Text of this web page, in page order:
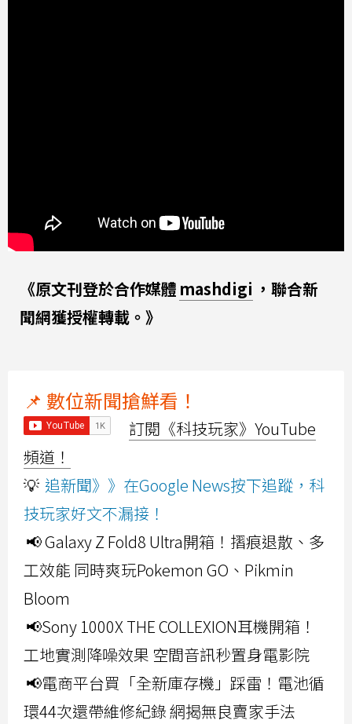
《原文刊登於合作媒體 mashdigi ，聯合新
聞網獲授權轉載。》
📌 數位新聞搶鮮看！
訂閱《科技玩家》YouTube
頻道！
💡 追新聞》》在Google News按下追蹤，科
技玩家好文不漏接！
📢 Galaxy Z Fold8 Ultra開箱！摺痕退散、多
工效能 同時爽玩Pokemon GO、Pikmin
Bloom
📢Sony 1000X THE COLLEXION耳機開箱！
工地實測降噪效果 空間音訊秒置身電影院
📢電商平台買「全新庫存機」踩雷！電池循
環44次還帶維修紀錄 網揭無良賣家手法